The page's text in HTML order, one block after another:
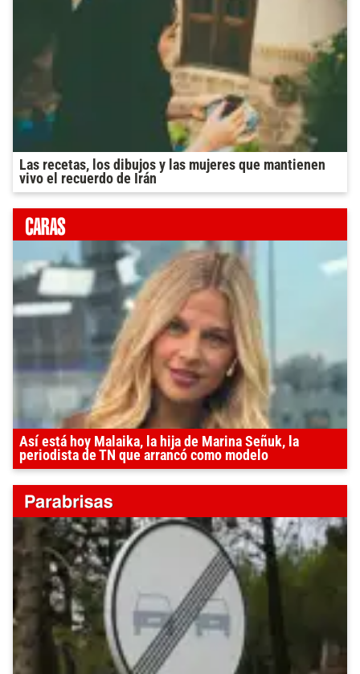
Las recetas, los dibujos y las mujeres que mantienen
vivo el recuerdo de Irán
Así está hoy Malaika, la hija de Marina Señuk, la
periodista de TN que arrancó como modelo